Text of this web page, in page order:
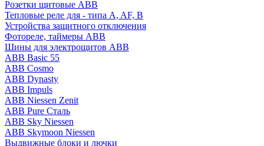
Розетки щитовые ABB
Тепловые реле для - типа A, AF, B
Устройства защитного отключения
Фотореле, таймеры ABB
Шины для электрощитов АВВ
ABB Basic 55
ABB Cosmo
ABB Dynasty
ABB Impuls
ABB Niessen Zenit
ABB Pure Сталь
ABB Sky Niessen
ABB Skymoon Niessen
Выдвижные блоки и лючки